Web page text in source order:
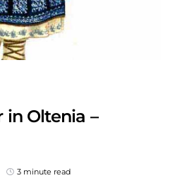
in Oltenia –
3 minute read